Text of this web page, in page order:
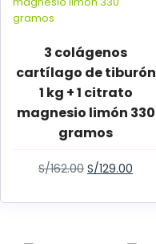
3 colágenos
cartílago de tiburón
1 kg + 1 citrato
magnesio limón 330
gramos
S/162.00 S/129.00